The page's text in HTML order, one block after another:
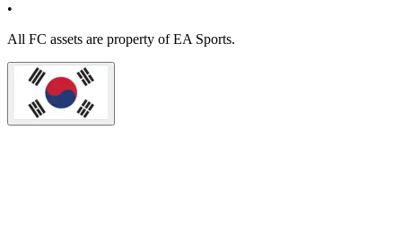
•
All FC assets are property of EA Sports.